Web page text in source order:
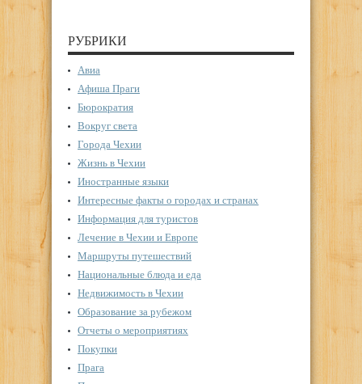
РУБРИКИ
Авиа
Афиша Праги
Бюрократия
Вокруг света
Города Чехии
Жизнь в Чехии
Иностранные языки
Интересные факты о городах и странах
Информация для туристов
Лечение в Чехии и Европе
Маршруты путешествий
Национальные блюда и еда
Недвижимость в Чехии
Образование за рубежом
Отчеты о мероприятиях
Покупки
Прага